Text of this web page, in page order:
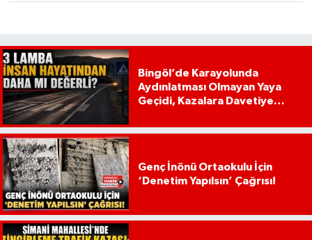
Bingöl’de Karayolunda
Aydınlatması Olmayan Yaya
Geçidi, Kazalara Davetiye
Genç İnönü Ortaokulu İçin
‘Denetim Yapılsın’ Çağrısı!